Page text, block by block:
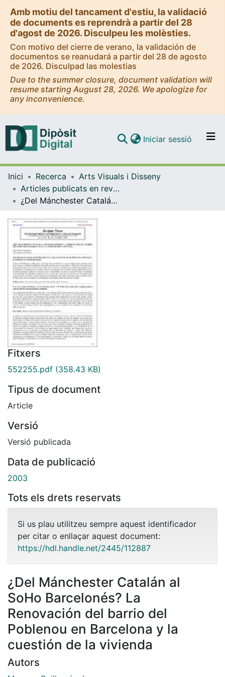
Amb motiu del tancament d'estiu, la validació
de documents es reprendrà a partir del 28
d'agost de 2026. Disculpeu les molèsties.
Con motivo del cierre de verano, la validación de
documentos se reanudará a partir del 28 de agosto
de 2026. Disculpad las molestias
Due to the summer closure, document validation will
resume starting August 28, 2026. We apologize for
any inconvenience.
Navega per tot el DD
Com publicar
Iniciar sessió (current)
Inici Recerca
Arts Visuals i Disseny
Articles publicats en revistes (Arts Visuals i Disseny)
¿Del Mánchester Catalán al SoHo Barcelonés? La Renovación del barrio del Poblenou en Barcelona y la cuestión de la vivienda
Fitxers
552255.pdf (358.43 KB)
Tipus de document
Article
Versió
Versió publicada
Data de publicació
2003
Tots els drets reservats
Si us plau utilitzeu sempre aquest identificador
per citar o enllaçar aquest document:
https://hdl.handle.net/2445/112887
¿Del Mánchester Catalán al
SoHo Barcelonés? La
Renovación del barrio del
Poblenou en Barcelona y la
cuestión de la vivienda
Autors